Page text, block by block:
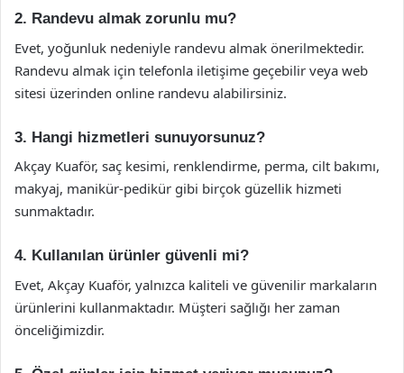
2. Randevu almak zorunlu mu?
Evet, yoğunluk nedeniyle randevu almak önerilmektedir.
Randevu almak için telefonla iletişime geçebilir veya web
sitesi üzerinden online randevu alabilirsiniz.
3. Hangi hizmetleri sunuyorsunuz?
Akçay Kuaför, saç kesimi, renklendirme, perma, cilt bakımı,
makyaj, manikür-pedikür gibi birçok güzellik hizmeti
sunmaktadır.
4. Kullanılan ürünler güvenli mi?
Evet, Akçay Kuaför, yalnızca kaliteli ve güvenilir markaların
ürünlerini kullanmaktadır. Müşteri sağlığı her zaman
önceliğimizdir.